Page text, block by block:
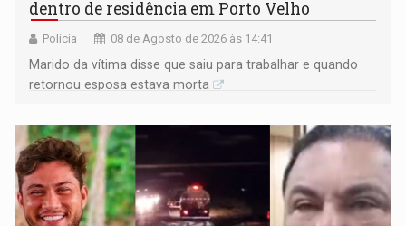
dentro de residência em Porto Velho
Polícia 08 de Agosto de 2026 às 14:41
Marido da vítima disse que saiu para trabalhar e quando
retornou esposa estava morta